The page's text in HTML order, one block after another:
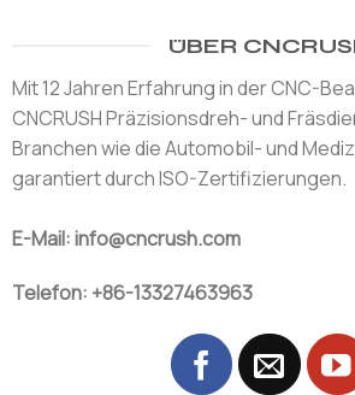
ÜBER
Mit 12 Jahren Erfahrung in der CNC-
CNCRUSH Präzisionsdreh- und
Branchen wie die Automobil- und
garantiert durch ISO-Zertifizierungen.
E-Mail: info@cncrush.com
Telefon: +86-13327463963